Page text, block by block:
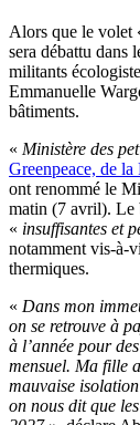
Alors que le volet
sera débattu dans
militants
Emmanuelle
bâtiments.
« Ministère des
Greenpeace, de
ont renommé le
matin (7 avril). Le
« insuffisantes et
notamment vis-à-
thermiques.
« Dans mon
on se retrouve à
à l’année pour
mensuel. Ma fille
mauvaise
on nous dit que